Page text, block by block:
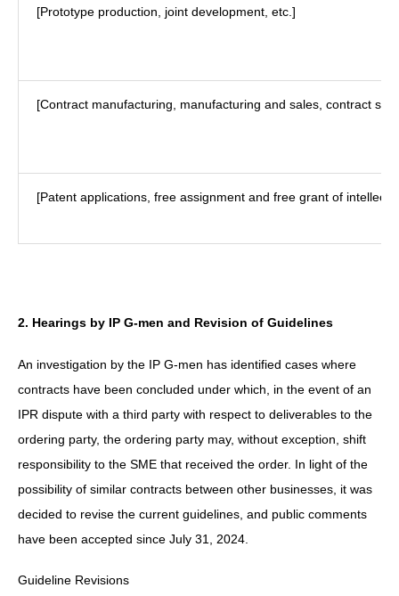
[Prototype production, joint development, etc.]
[Contract manufacturing, manufacturing and sales, contract
[Patent applications, free assignment and free grant of
2. Hearings by IP G-men and Revision of Guidelines
An investigation by the IP G-men has identified cases where
contracts have been concluded under which, in the event of an
IPR dispute with a third party with respect to deliverables to the
ordering party, the ordering party may, without exception, shift
responsibility to the SME that received the order. In light of the
possibility of similar contracts between other businesses, it was
decided to revise the current guidelines, and public comments
have been accepted since July 31, 2024.
Guideline Revisions